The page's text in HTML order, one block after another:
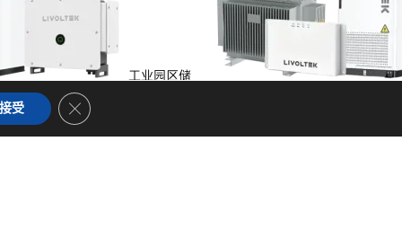
工业园区储
接受 Close GDPR Cookie Banner